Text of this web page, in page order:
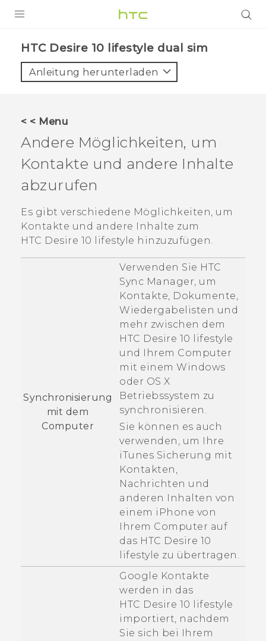
VIVE
VIVERSE
UNTERSTÜTZUNG
HTC-Geräte und Zubehör
Anmelden
HTC Desire 10 lifestyle dual sim‎
Anleitung herunterladen
< < Menu
Andere Möglichkeiten, um
Kontakte und andere Inhalte
abzurufen
Es gibt verschiedene Möglichkeiten, um
Kontakte und andere Inhalte zum
HTC Desire 10 lifestyle hinzuzufügen.
Synchronisierung
mit dem
Computer
Verwenden Sie HTC
Sync Manager, um
Kontakte, Dokumente,
Wiedergabelisten und
mehr zwischen dem
HTC Desire 10 lifestyle
und Ihrem Computer
mit einem Windows
oder OS X
Betriebssystem zu
synchronisieren.
Sie können es auch
verwenden, um Ihre
iTunes Sicherung mit
Kontakten,
Nachrichten und
anderen Inhalten von
einem iPhone von
Ihrem Computer auf
das HTC Desire 10
lifestyle zu übertragen.
Google Kontakte
werden in das
HTC Desire 10 lifestyle
importiert, nachdem
Sie sich bei Ihrem